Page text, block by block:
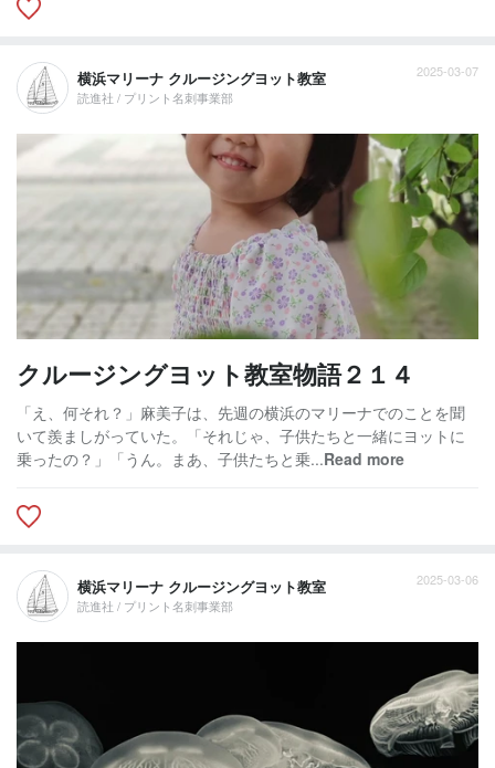
横浜マリーナ クルージングヨット教室
読進社 / プリント名刺事業部
2025-03-07
クルージングヨット教室物語２１４
「え、何それ？」麻美子は、先週の横浜のマリーナでのことを聞
いて羨ましがっていた。「それじゃ、子供たちと一緒にヨットに
乗ったの？」「うん。まあ、子供たちと乗...Read more
横浜マリーナ クルージングヨット教室
読進社 / プリント名刺事業部
2025-03-06